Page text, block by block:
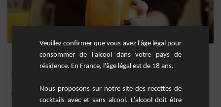
Aube Tropicale - Cocktail sans alcool
Veuillez confirmer que vous avez l'âge légal pour
consommer de l'alcool dans votre pays de
résidence. En France, l'âge légal est de 18 ans.
Nous proposons sur notre site des recettes de
cocktails avec et sans alcool. L'alcool doit être